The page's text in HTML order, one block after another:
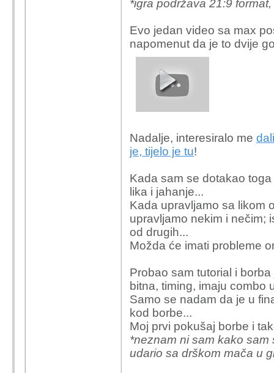
*igra podržava 21:9
Evo jedan video sa max
napomenut da je to dvije
Nadalje, interesiralo me
je, tijelo je tu!
Kada sam se dotakao
lika i jahanje...
Kada upravljamo sa likom
upravljamo nekim i nečim;
od drugih...
Možda će imati probleme
Probao sam tutorial i
bitna, timing, imaju combo
Samo se nadam da je u
kod borbe...
Moj prvi pokušaj borbe i
*neznam ni sam kako
udario sa drškom mača u